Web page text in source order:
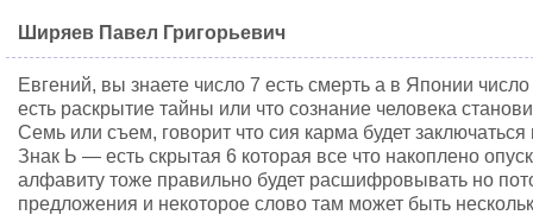
Ширяев Павел Григорьевич
Евгений, вы знаете число 7 есть смерть а в Японии
есть раскрытие тайны или что сознание человека
Семь или съем, говорит что сия карма будет
Знак Ь — есть скрытая 6 которая все что накоплено
алфавиту тоже правильно будет расшифровывать но
предложения и некоторое слово там может быть